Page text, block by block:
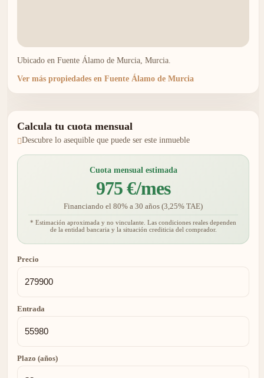
Ubicado en Fuente Álamo de Murcia, Murcia.
Ver más propiedades en Fuente Álamo de Murcia
Calcula tu cuota mensual
Descubre lo asequible que puede ser este inmueble
Cuota mensual estimada
975 €/mes
Financiando el 80% a 30 años (3,25% TAE)
* Estimación aproximada y no vinculante. Las condiciones reales dependen
de la entidad bancaria y la situación crediticia del comprador.
Precio
Entrada
Plazo (años)